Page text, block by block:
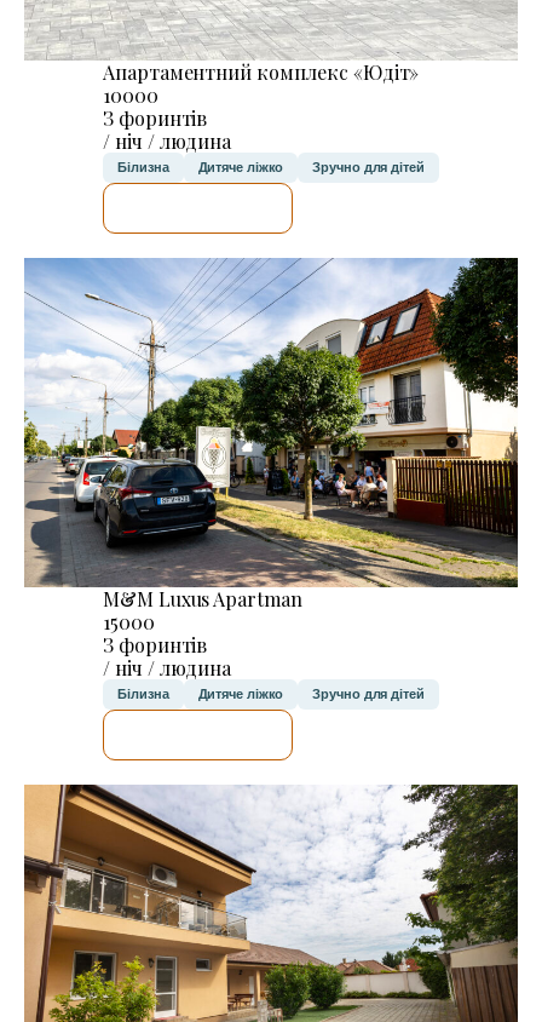
Апартаментний комплекс «Юдіт»
10000
З форинтів
/ ніч / людина
Білизна Дитяче ліжко Зручно для дітей
M&M Luxus Apartman
15000
З форинтів
/ ніч / людина
Білизна Дитяче ліжко Зручно для дітей